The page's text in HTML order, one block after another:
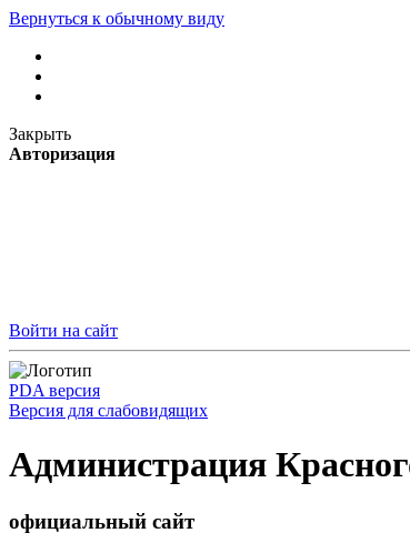
Вернуться к обычному виду
Закрыть
Авторизация
Войти на сайт
PDA версия
Версия для слабовидящих
Администрация
официальный сайт